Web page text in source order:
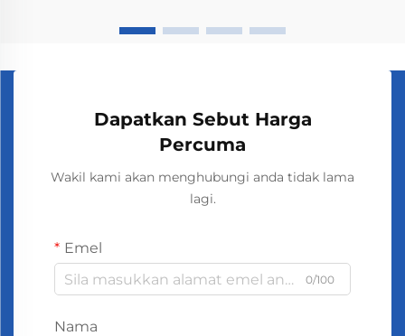
pemanasan yang berasingan atau yang bersepadu.
tanpa menyebabkan sebarang gangguan kepada
prestasi sistem tersebut.
Dapatkan Sebut Harga
Percuma
Wakil kami akan menghubungi anda tidak lama
lagi.
Emel
0/100
Nama